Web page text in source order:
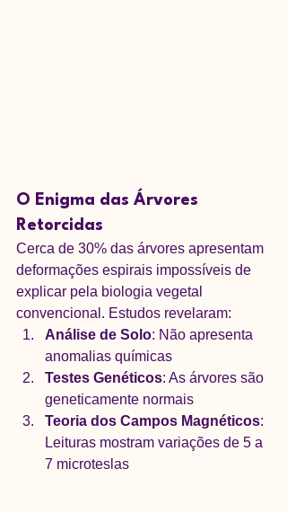
O Enigma das Árvores
Retorcidas
Cerca de 30% das árvores apresentam
deformações espirais impossíveis de
explicar pela biologia vegetal
convencional. Estudos revelaram:
Análise de Solo: Não apresenta
anomalias químicas
Testes Genéticos: As árvores são
geneticamente normais
Teoria dos Campos Magnéticos:
Leituras mostram variações de 5 a
7 microteslas